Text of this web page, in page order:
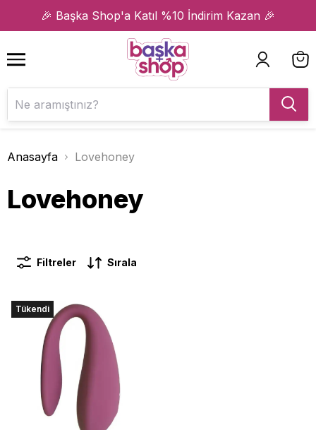
🎉 Başka Shop'a Katıl %10 İndirim Kazan 🎉
1 2
Anasayfa Lovehoney
Lovehoney
Filtreler Sırala
Tükendi